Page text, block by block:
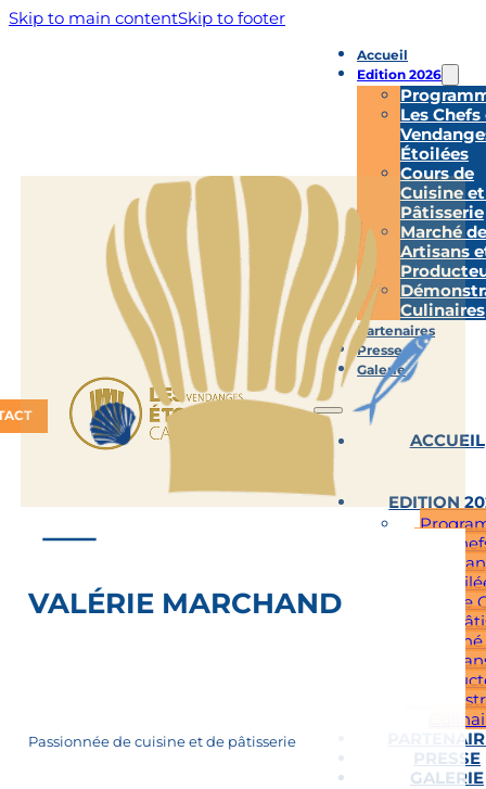
Skip to main contentSkip to footer
Accueil
Edition 2026
Les Chefs
Étoilées
Cours de
Cuisine
Pâtisserie
Marché
Artisans
Culinaires
Partenaires
Presse
Galerie
ACCUEIL
EDITION
Les
Cours de
et de
PRESSE
GALERIE
VALÉRIE MARCHAND
Passionnée de cuisine et de pâtisserie